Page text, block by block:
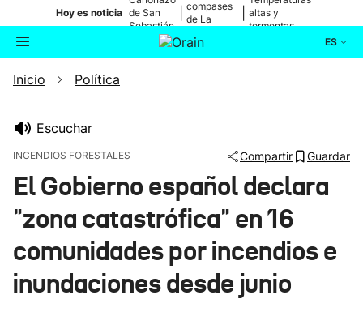
Hoy es noticia de San
Sebastián
compases
de La
altas y
tormentas
ES
Buscador
Ikusmiran
Eguraldia
Inicio Política
Escuchar
INCENDIOS FORESTALES Compartir Guardar
El Gobierno español declara
"zona catastrófica" en 16
comunidades por incendios e
inundaciones desde junio